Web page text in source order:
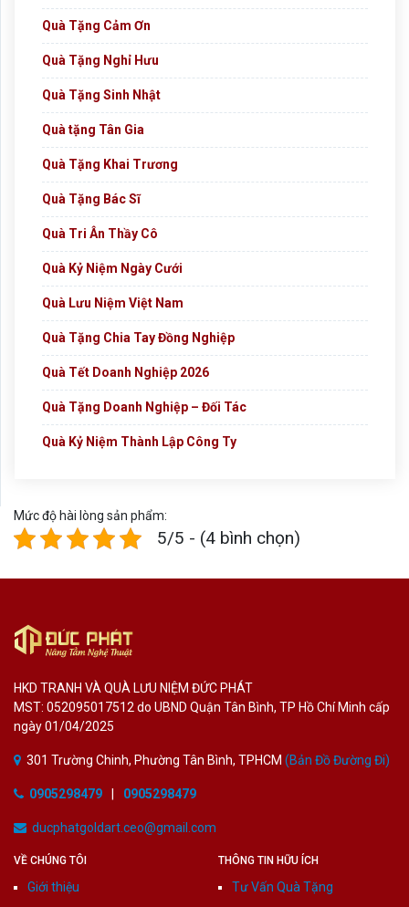
Quà Tặng Cảm Ơn
Quà Tặng Nghỉ Hưu
Quà Tặng Sinh Nhật
Quà tặng Tân Gia
Quà Tặng Khai Trương
Quà Tặng Bác Sĩ
Quà Tri Ân Thầy Cô
Quà Kỷ Niệm Ngày Cưới
Quà Lưu Niệm Việt Nam
Quà Tặng Chia Tay Đồng Nghiệp
Quà Tết Doanh Nghiệp 2026
Quà Tặng Doanh Nghiệp – Đối Tác
Quà Kỷ Niệm Thành Lập Công Ty
Mức độ hài lòng sản phẩm:
5/5 - (4 bình chọn)
HKD TRANH VÀ QUÀ LƯU NIỆM ĐỨC PHÁT
MST: 052095017512 do UBND Quận Tân Bình, TP Hồ Chí Minh cấp
ngày 01/04/2025
301 Trường Chinh, Phường Tân Bình, TPHCM (Bản Đồ Đường Đi)
0905298479 0905298479
ducphatgoldart.ceo@gmail.com
VỀ CHÚNG TÔI
Giới thiệu
THÔNG TIN HỮU ÍCH
Tư Vấn Quà Tặng